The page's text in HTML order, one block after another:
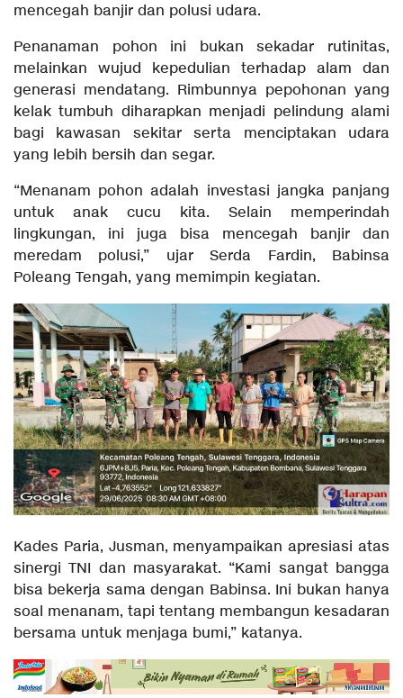
mencegah banjir dan polusi udara.
Penanaman pohon ini bukan sekadar rutinitas,
melainkan wujud kepedulian terhadap alam dan
generasi mendatang. Rimbunnya pepohonan yang
kelak tumbuh diharapkan menjadi pelindung alami
bagi kawasan sekitar serta menciptakan udara
yang lebih bersih dan segar.
“Menanam pohon adalah investasi jangka panjang
untuk anak cucu kita. Selain memperindah
lingkungan, ini juga bisa mencegah banjir dan
meredam polusi,” ujar Serda Fardin, Babinsa
Poleang Tengah, yang memimpin kegiatan.
Kades Paria, Jusman, menyampaikan apresiasi atas
sinergi TNI dan masyarakat. “Kami sangat bangga
bisa bekerja sama dengan Babinsa. Ini bukan hanya
soal menanam, tapi tentang membangun kesadaran
bersama untuk menjaga bumi,” katanya.